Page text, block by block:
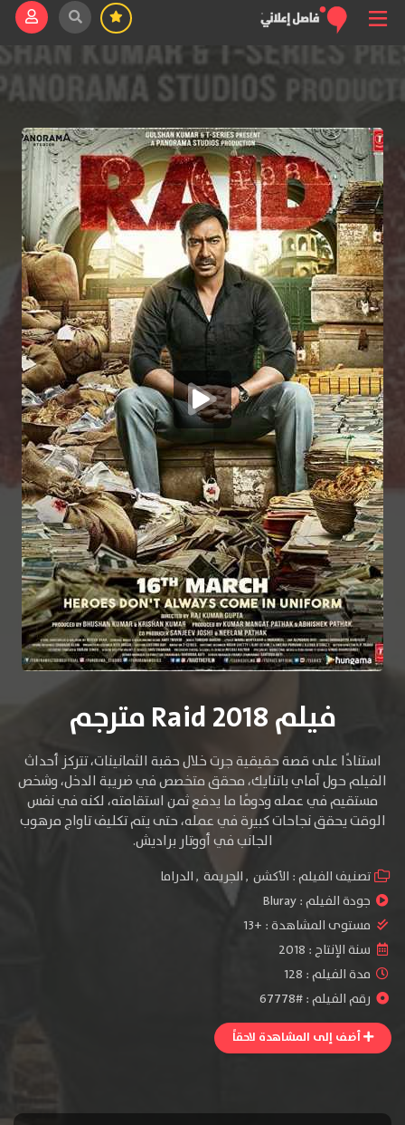
فيلم Raid 2018 مترجم
استنادًا على قصة حقيقية جرت خلال حقبة الثمانينات، تتركز أحداث
الفيلم حول آماي باتنايك، محقق متخصص في ضريبة الدخل، وشخص
مستقيم في عمله ودومًا ما يدفع ثمن استقامته، لكنه في نفس
الوقت يحقق نجاحات كبيرة في عمله، حتى يتم تكليف تاواج مرهوب
الجانب في أووتار براديش.
تصنيف الفيلم : الأكشن ,الجريمة ,الدراما
جودة الفيلم :Bluray
مستوى المشاهدة : +13
سنة الإنتاج : 2018
مدة الفيلم : 128
رقم الفيلم : #67778
أضف إلى المشاهدة لاحقاً